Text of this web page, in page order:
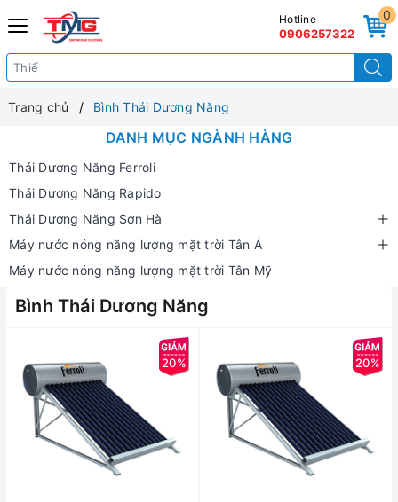
0
Hotline
0906257322
Trang chủ Bình Thái Dương Năng
DANH MỤC NGÀNH HÀNG
Thái Dương Năng Ferroli
Thái Dương Năng Rapido
Thái Dương Năng Sơn Hà
Máy nước nóng năng lượng mặt trời Tân Á
Máy nước nóng năng lượng mặt trời Tân Mỹ
Bình Thái Dương Năng
20% 20%